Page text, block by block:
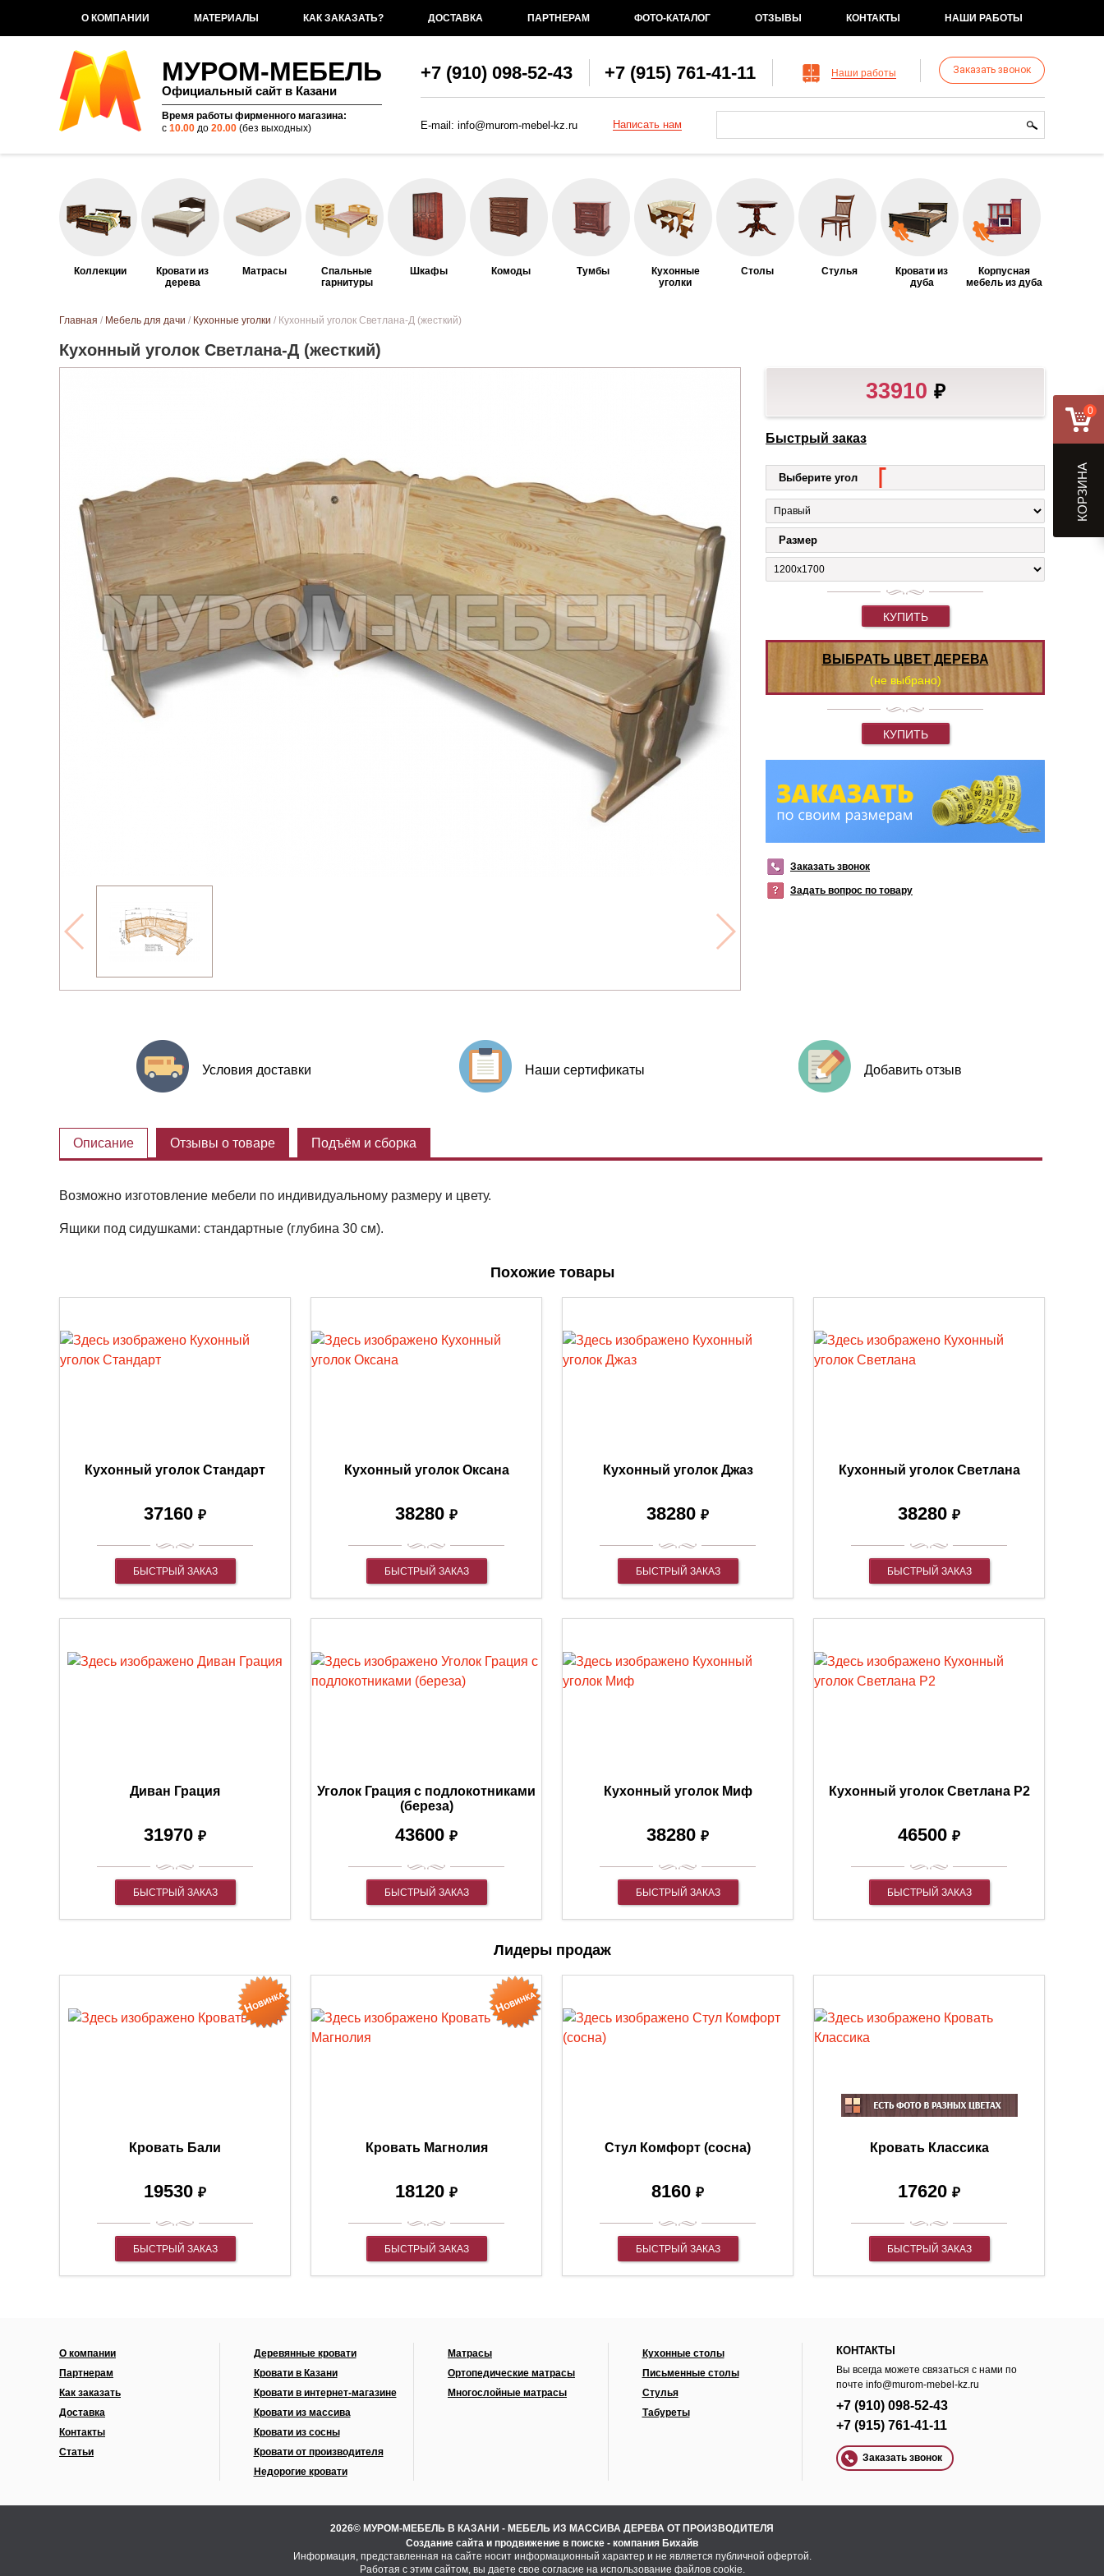
О КОМПАНИИ МАТЕРИАЛЫ КАК ЗАКАЗАТЬ? ДОСТАВКА ПАРТНЕРАМ ФОТО-КАТАЛОГ ОТЗЫВЫ КОНТАКТЫ НАШИ РАБОТЫ
МУРОМ-МЕБЕЛЬ
Официальный сайт в Казани
Время работы фирменного магазина:
с 10.00 до 20.00 (без выходных)
+7 (910) 098-52-43 +7 (915) 761-41-11 Наши работы Заказать звонок
E-mail: info@murom-mebel-kz.ru Написать нам
Коллекции
Кровати из
дерева
Матрасы
Спальные
гарнитуры
Шкафы Комоды Тумбы
Кухонные
уголки
Столы Стулья
Кровати из
дуба
Корпусная
мебель из дуба
Вы здесь
Главная / Мебель для дачи / Кухонные уголки / Кухонный уголок Светлана-Д (жесткий)
Кухонный уголок Светлана-Д (жесткий)
33910 ₽
Быстрый заказ
Выберите угол
Размер
КУПИТЬ
ВЫБРАТЬ ЦВЕТ ДЕРЕВА
(не выбрано)
КУПИТЬ
Заказать звонок
Задать вопрос по товару
Условия доставки Наши сертификаты Добавить отзыв
Описание Отзывы о товаре Подъём и сборка
Возможно изготовление мебели по индивидуальному размеру и цвету.
Ящики под сидушками: стандартные (глубина 30 см).
Похожие товары
Кухонный уголок Стандарт
37160 ₽
БЫСТРЫЙ ЗАКАЗ
Кухонный уголок Оксана
38280 ₽
БЫСТРЫЙ ЗАКАЗ
Кухонный уголок Джаз
38280 ₽
БЫСТРЫЙ ЗАКАЗ
Кухонный уголок Светлана
38280 ₽
БЫСТРЫЙ ЗАКАЗ
Диван Грация
31970 ₽
БЫСТРЫЙ ЗАКАЗ
Уголок Грация с подлокотниками
(береза)
43600 ₽
БЫСТРЫЙ ЗАКАЗ
Кухонный уголок Миф
38280 ₽
БЫСТРЫЙ ЗАКАЗ
Кухонный уголок Светлана Р2
46500 ₽
БЫСТРЫЙ ЗАКАЗ
Лидеры продаж
Кровать Бали
19530 ₽
БЫСТРЫЙ ЗАКАЗ
Кровать Магнолия
18120 ₽
БЫСТРЫЙ ЗАКАЗ
Стул Комфорт (сосна)
8160 ₽
БЫСТРЫЙ ЗАКАЗ
Кровать Классика
17620 ₽
БЫСТРЫЙ ЗАКАЗ
О компании
Партнерам
Как заказать
Доставка
Контакты
Статьи
Деревянные кровати
Кровати в Казани
Кровати в интернет-магазине
Кровати из массива
Кровати из сосны
Кровати от производителя
Недорогие кровати
Матрасы
Ортопедические матрасы
Многослойные матрасы
Кухонные столы
Письменные столы
Стулья
Табуреты
КОНТАКТЫ
Вы всегда можете связаться с нами по
почте info@murom-mebel-kz.ru
+7 (910) 098-52-43
+7 (915) 761-41-11
Заказать звонок
2026© МУРОМ-МЕБЕЛЬ В КАЗАНИ - МЕБЕЛЬ ИЗ МАССИВА ДЕРЕВА ОТ ПРОИЗВОДИТЕЛЯ
Создание сайта и продвижение в поиске - компания Бихайв
Информация, представленная на сайте носит информационный характер и не является публичной офертой.
Работая с этим сайтом, вы даете свое согласие на использование файлов cookie.
0
КОРЗИНА